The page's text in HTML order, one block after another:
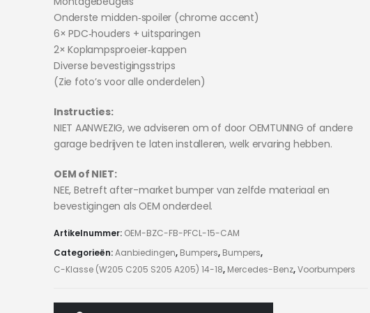
Onderste midden‑spoiler (chrome accent)
6× PDC‑houders + uitsparingen
2× Koplampsproeier‑kappen
Diverse bevestigingsstrips
(Zie foto’s voor alle onderdelen)
Instructies:
NIET AANWEZIG, we adviseren om of door OEMTUNING of andere
garage bedrijven te laten installeren, welk ervaring hebben.
OEM of NIET:
NEE, Betreft after-market bumper van zelfde materiaal en
bevestigingen als OEM onderdeel.
Artikelnummer: OEM-BZC-FB-PFCL-15-CAM
Categorieën:Aanbiedingen, Bumpers, Bumpers,
C-Klasse (W205 C205 S205 A205) 14-18, Mercedes-Benz,Voorbumpers